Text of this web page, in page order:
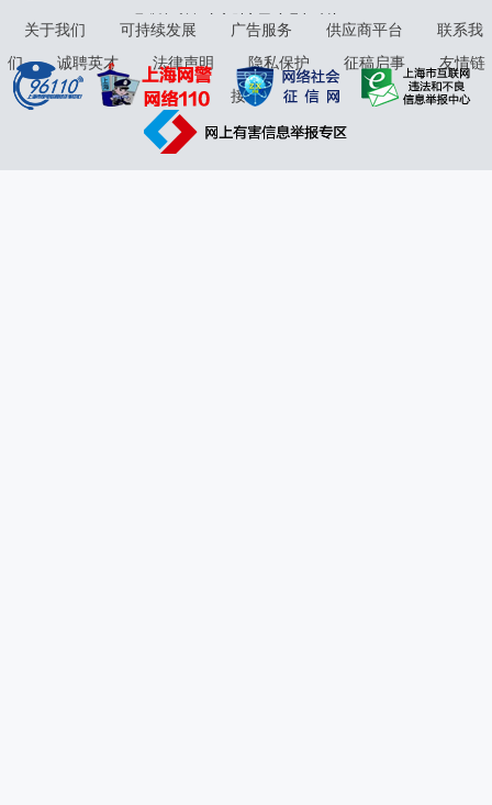
jubao@eastmoney.com
31010402000120号版权所有:东方财富网意见与建议:4000300059/952500
关于我们 可持续发展 广告服务 供应商平台
联系我
们
诚聘英才 法律声明 隐私保护 征稿启事
友情链
接